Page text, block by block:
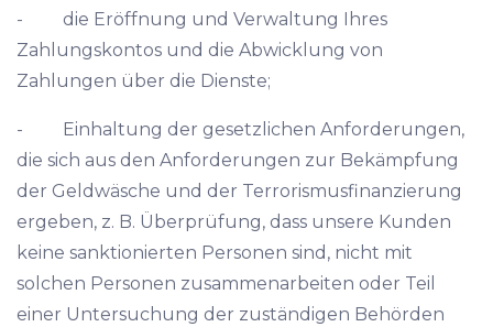
- die Eröffnung und Verwaltung Ihres
Zahlungskontos und die Abwicklung von
Zahlungen über die Dienste;
- Einhaltung der gesetzlichen Anforderungen,
die sich aus den Anforderungen zur Bekämpfung
der Geldwäsche und der Terrorismusfinanzierung
ergeben, z. B. Überprüfung, dass unsere Kunden
keine sanktionierten Personen sind, nicht mit
solchen Personen zusammenarbeiten oder Teil
einer Untersuchung der zuständigen Behörden